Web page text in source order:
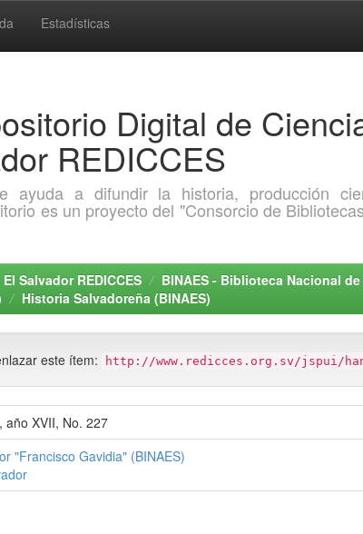
Estadísticas
Digital de
REDICCES
ayuda a difundir la historia, producción
es un proyecto del "Consorcio de
Salvador REDICCES
BINAES - Biblioteca Nacional
Historia Salvadoreña (BINAES)
este ítem: http://www.redicces.org.sv/jspui/
año XVII, No. 227
"Francisco Gavidia" (BINAES)